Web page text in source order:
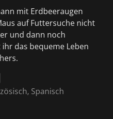
mit Erdbeeraugen
auf Futtersuche nicht
und dann noch
das bequeme Leben
, Spanisch